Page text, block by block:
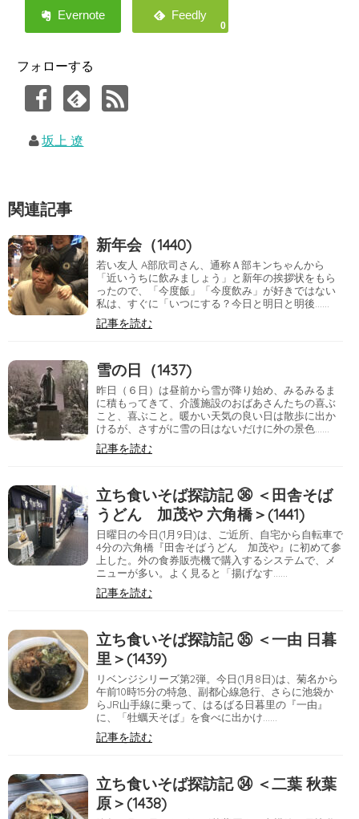
0
フォローする
坂上 遼
関連記事
新年会（1440)
若い友人 A部欣司さん、通称Ａ部キンちゃんから
「近いうちに飲みましょう」と新年の挨拶状をもら
ったので、「今度飯」「今度飲み」が好きではない
私は、すぐに「いつにする？今日と明日と明後……
記事を読む
雪の日（1437)
昨日（６日）は昼前から雪が降り始め、みるみるま
に積もってきて、介護施設のおばあさんたちの喜ぶ
こと、喜ぶこと。暖かい天気の良い日は散歩に出か
けるが、さすがに雪の日はないだけに外の景色……
記事を読む
立ち食いそば探訪記 ㊱ ＜田舎そば
うどん 加茂や 六角橋＞(1441)
日曜日の今日(1月9日)は、ご近所、自宅から自転車で
4分の六角橋『田舎そばうどん 加茂や』に初めて参
上した。外の食券販売機で購入するシステムで、メ
ニューが多い。よく見ると「揚げなす……
記事を読む
立ち食いそば探訪記 ㉟ ＜一由 日暮
里＞(1439)
リベンジシリーズ第2弾。今日(1月8日)は、菊名から
午前10時15分の特急、副都心線急行、さらに池袋か
らJR山手線に乗って、はるばる日暮里の『一由』
に、「牡蠣天そば」を食べに出かけ……
記事を読む
立ち食いそば探訪記 ㉞ ＜二葉 秋葉
原＞(1438)